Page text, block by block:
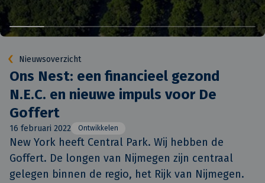
Nieuwsoverzicht
Ons Nest: een financieel gezond
N.E.C. en nieuwe impuls voor De
Goffert
16 februari 2022 Ontwikkelen
New York heeft Central Park. Wij hebben de
Goffert. De longen van Nijmegen zijn centraal
gelegen binnen de regio, het Rijk van Nijmegen.